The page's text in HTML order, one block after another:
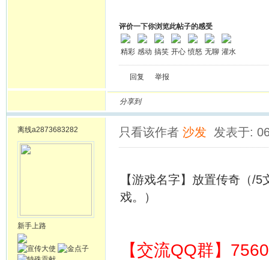
评价一下你浏览此帖子的感受
精彩 感动 搞笑 开心 愤怒 无聊 灌水
回复 举报
分享到
离线a2873683282
新手上路
只看该作者 沙发 发表于:
【游戏名字】放置传奇（/
戏。）
【交流QQ群】